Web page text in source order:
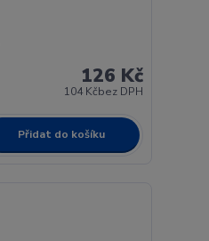
126 Kč
104 Kčbez DPH
Přidat do košíku